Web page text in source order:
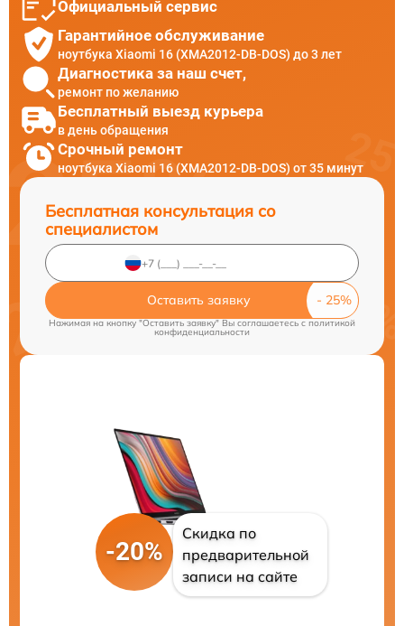
Официальный сервис
Гарантийное обслуживание
ноутбука Xiaomi 16 (XMA2012-DB-DOS) до 3 лет
Диагностика за наш счет,
ремонт по желанию
Бесплатный выезд курьера
в день обращения
Срочный ремонт
ноутбука Xiaomi 16 (XMA2012-DB-DOS) от 35 минут
Бесплатная консультация со
специалистом
Оставить заявку
Нажимая на кнопку "Оставить заявку" Вы соглашаетесь cполитикой
конфиденциальности
-20%
Скидка по
предварительной
записи на сайте